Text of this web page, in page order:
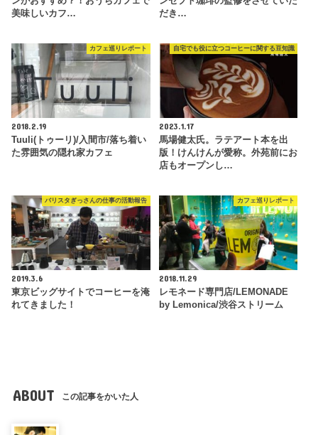
美味しいカフ…
だき…
カフェ巡りレポート
2018.2.19
Tuuli(トゥーリ)/入間市/落ち着い
た雰囲気の隠れ家カフェ
自宅でも役に立つコーヒーに関する豆知識
2023.1.17
馬場健太氏。ラテアート本を出
版！けんけんが愛称。外苑前にお
店もオープンし…
バリスタぎっさんの仕事の活動報告
2019.3.6
東京ビッグサイトでコーヒーを淹
れてきました！
カフェ巡りレポート
2018.11.29
レモネード専門店/LEMONADE
by Lemonica/渋谷ストリーム
ABOUT この記事をかいた人